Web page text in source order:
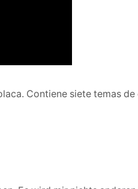
Contiene siete temas